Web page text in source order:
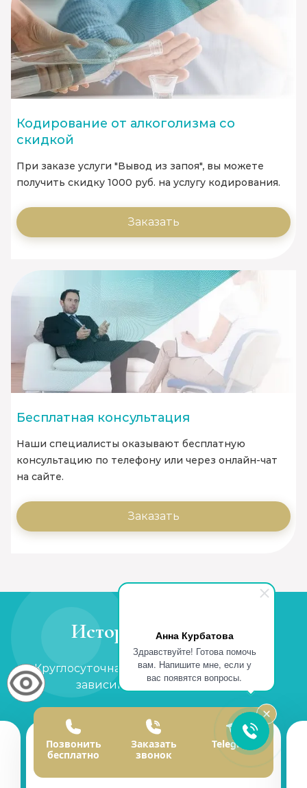
Анна Курбатова
Здравствуйте! Готова помочь
вам. Напишите мне, если у
вас появятся вопросы.
Кодирование от алкоголизма со
скидкой
При заказе услуги "Вывод из запоя", вы можете
получить скидку 1000 руб. на услугу кодирования.
Заказать
Бесплатная консультация
Наши специалисты оказывают бесплатную
консультацию по телефону или через онлайн-чат
на сайте.
Заказать
Истории спасения:
Круглосуточная, анонимная помощь для
зависимых и созависимых
Позвонить
бесплатно
Заказать
звонок
Telegram